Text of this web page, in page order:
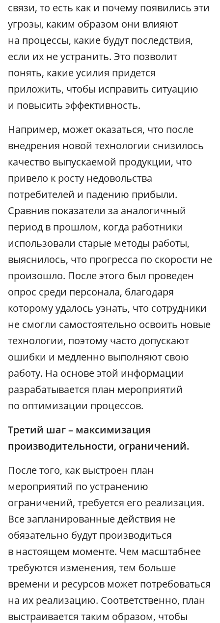
связи, то есть как и почему появились эти
угрозы, каким образом они влияют
на процессы, какие будут последствия,
если их не устранить. Это позволит
понять, какие усилия придется
приложить, чтобы исправить ситуацию
и повысить эффективность.
Например, может оказаться, что после
внедрения новой технологии снизилось
качество выпускаемой продукции, что
привело к росту недовольства
потребителей и падению прибыли.
Сравнив показатели за аналогичный
период в прошлом, когда работники
использовали старые методы работы,
выяснилось, что прогресса по скорости не
произошло. После этого был проведен
опрос среди персонала, благодаря
которому удалось узнать, что сотрудники
не смогли самостоятельно освоить новые
технологии, поэтому часто допускают
ошибки и медленно выполняют свою
работу. На основе этой информации
разрабатывается план мероприятий
по оптимизации процессов.
Третий шаг – максимизация
производительности, ограничений.
После того, как выстроен план
мероприятий по устранению
ограничений, требуется его реализация.
Все запланированные действия не
обязательно будут производиться
в настоящем моменте. Чем масштабнее
требуются изменения, тем больше
времени и ресурсов может потребоваться
на их реализацию. Соответственно, план
выстраивается таким образом, чтобы